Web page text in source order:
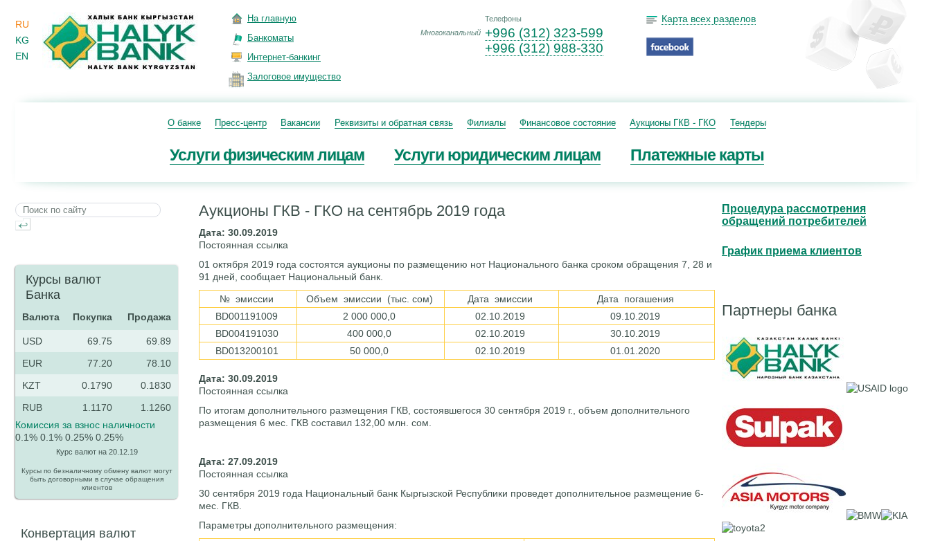
RU
KG
EN
На главную
Банкоматы
Интернет-банкинг
Залоговое имущество
Многоканальный
Телефоны
+996 (312) 323-599
+996 (312) 988-330
Карта всех разделов
О банке Пресс-центр Вакансии Реквизиты и обратная связь Филиалы Финансовое состояние Аукционы ГКВ - ГКО Тендеры
Услуги физическим лицам Услуги юридическим лицам Платежные карты
Аукционы ГКВ - ГКО на сентябрь 2019 года
Дата: 30.09.2019
Постоянная ссылка
01 октября 2019 года состоятся аукционы по размещению нот Национального банка сроком обращения 7, 28 и
91 дней, сообщает Национальный банк.
№ эмиссии
Объем эмиссии (тыс. сом) Дата эмиссии
Дата погашения
BD001191009
2 000 000,0 02.10.2019
09.10.2019
BD004191030
400 000,0 02.10.2019
30.10.2019
BD013200101
50 000,0 02.10.2019 01.01.2020
Дата: 30.09.2019
Постоянная ссылка
По итогам дополнительного размещения ГКВ, состоявшегося 30 сентября 2019 г., объем дополнительного
размещения 6 мес. ГКВ составил 132,00 млн. сом.
Дата: 27.09.2019
Постоянная ссылка
30 сентября 2019 года Национальный банк Кыргызской Республики проведет дополнительное размещение 6-
мес. ГКВ.
Параметры дополнительного размещения:
Курсы валют
Банка
Валюта Покупка Продажа
USD 69.75
69.89
EUR
77.20
78.10
KZT
0.1790
0.1830
RUB
1.1170
1.1260
Комиссия за взнос наличности
0.1% 0.1% 0.25% 0.25%
Курс валют на 20.12.19
Курсы по безналичному обмену валют могут
быть договорными в случае обращения
клиентов
Конвертация валют
Процедура рассмотрения
обращений потребителей
График приема клиентов
Партнеры банка